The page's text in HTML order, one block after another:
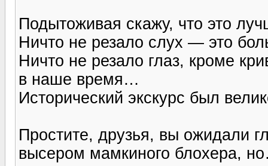
Подытоживая скажу, что это
Ничто не резало слух — это
Ничто не резало глаз, кроме
в наше время…
Исторический экскурс был
Простите, друзья, вы ожидали
высером мамкиного блохера,